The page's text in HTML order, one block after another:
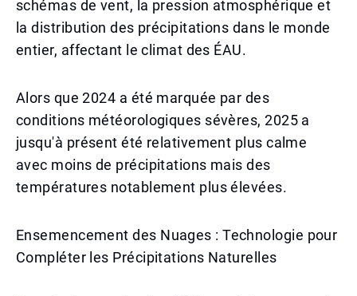
schémas de vent, la pression atmosphérique et
la distribution des précipitations dans le monde
entier, affectant le climat des ÉAU.
Alors que 2024 a été marquée par des
conditions météorologiques sévères, 2025 a
jusqu'à présent été relativement plus calme
avec moins de précipitations mais des
températures notablement plus élevées.
Ensemencement des Nuages : Technologie pour
Compléter les Précipitations Naturelles